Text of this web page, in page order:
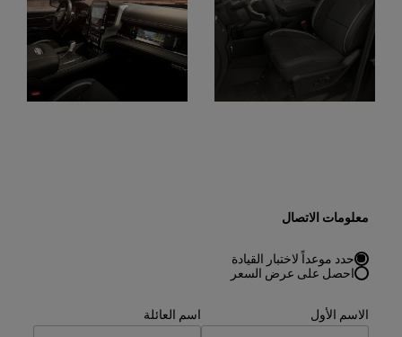
Display
Display
معلومات الاتصال
حدد موعداً لاختبار القيادة
احصل على عرض السعر
الاسم الأول اسم العائلة